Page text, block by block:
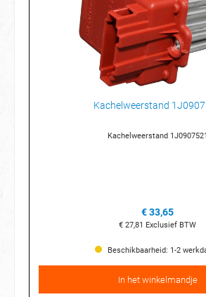
Kachelweerstand
Kachelweerstand 1J0907521
€ 33,65
€ 27,81 Exclusief BTW
Beschikbaarheid: 1-2
In het winkelmandje